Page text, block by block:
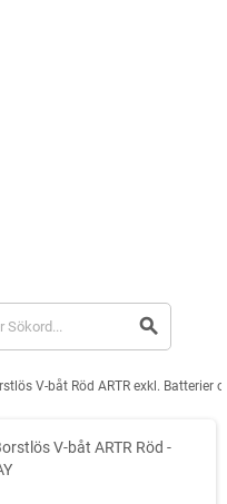
search
V-båt Röd ARTR exkl. Batterier